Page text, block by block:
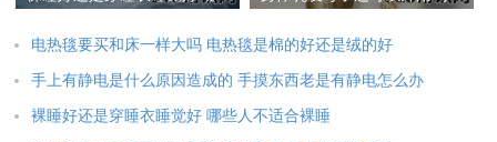
电热毯要买和床一样大吗 电热毯是棉的好还是绒的好
手上有静电是什么原因造成的 手摸东西老是有静电怎么办
裸睡好还是穿睡衣睡觉好 哪些人不适合裸睡